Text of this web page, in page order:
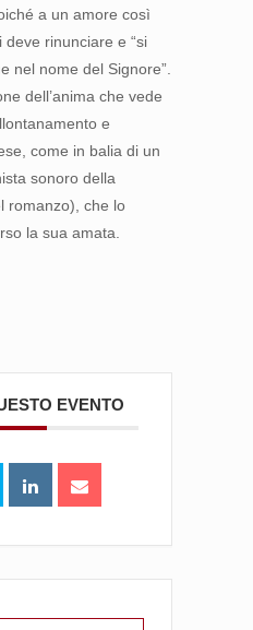
a un amore così
rinunciare e “si
nel nome del Signore”.
dell’anima che vede
e
come in balia di un
sonoro della
romanzo), che lo
la sua amata.
EVENTO